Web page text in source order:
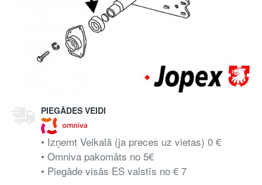
PIEGĀDES VEIDI
• Izņemt Veikalā (ja preces uz vietas) 0 €
• Omniva pakomāts no 5€
• Piegāde visās ES valstīs no € 7